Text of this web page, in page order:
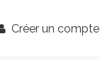
Créer un compte